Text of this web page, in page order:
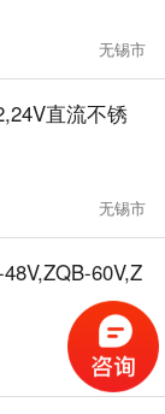
无锡市
直流不锈
无锡市
60V,Z
无锡市